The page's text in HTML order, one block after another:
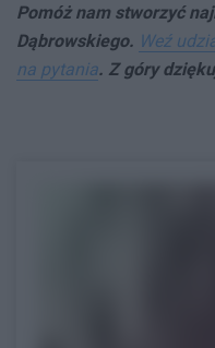
Pomóż nam stworzyć
Dąbrowskiego. Weź
na pytania. Z góry